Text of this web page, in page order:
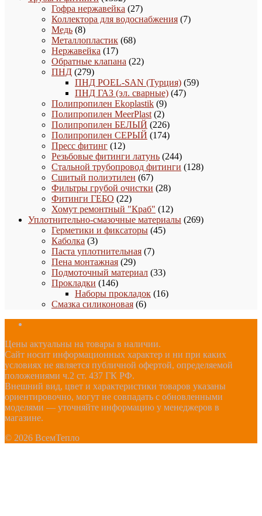
товара
Гофра нержавейка 2727
товаров
Коллектора для водоснабжения 77
Медь 88
товаров
Металлопластик 6868
Нержавейка 1717
товаров
Обратные клапана 2222
ПНД 279279
товаров
ПНД POEL-SAN (Турция) 5959
ПНД ГАЗ (эл. сварные) 4747
Полипропилен Ekoplastik 99
товаров
Полипропилен MeerPlast 22
товара
Полипропилен БЕЛЫЙ 226226
товаров
Полипропилен СЕРЫЙ 174174
Пресс фитинг 1212
товаров
Резьбовые фитинги латунь 244244
товара
Стальной трубопровод фитинги 128128
Сшитый полиэтилен 6767
товаров
Фильтры грубой очистки 2828
Фитинги ГЕБО 2222
товара
Хомут ремонтный "Краб" 1212
товаров
Уплотнительно-смазочные материалы 269269
Герметики и фиксаторы 4545
Каболка 33
товара
Паста уплотнительная 77
Пена монтажная 2929
товаров
Подмоточный материал 3333
Прокладки 146146
товаров
Наборы прокладок 1616
Смазка силиконовая 66
Цены актуальны на товары в наличии.
Сайт носит информационных характер и ни при каких
условиях не является публичной офертой, определяемой
положениями ч.2 ст. 437 ГК РФ.
Внешний вид, цвет и характеристики товаров указаны
ориентировочно, могут не совпадать с обновленными
моделями — уточняйте информацию у менеджеров в
магазине.
© 2026 ВсемТепло